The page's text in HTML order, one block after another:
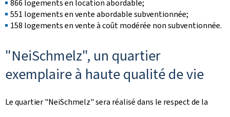
866 logements en location abordable;
551 logements en vente abordable subventionnée;
158 logements en vente à coût modérée non subventionnée.
"NeiSchmelz", un quartier
exemplaire à haute qualité de vie
Le quartier "NeiSchmelz" sera réalisé dans le respect de la